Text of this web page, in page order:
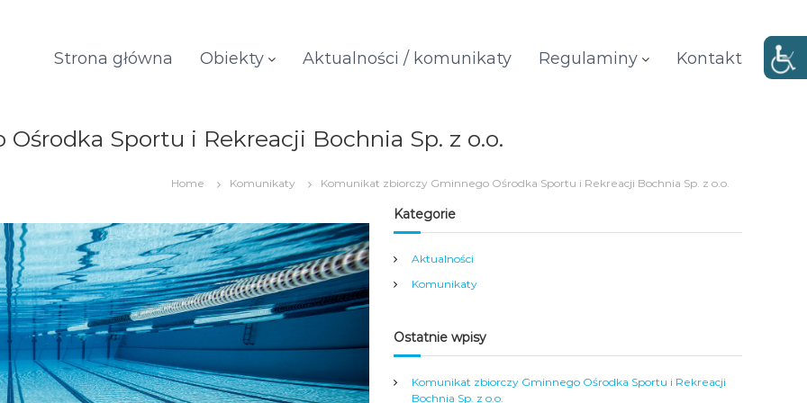
Strona główna Obiekty Aktualności / komunikaty Regulaminy Kontakt
Sportu i Rekreacji Bochnia Sp. z o.o.
Home Komunikaty Komunikat zbiorczy Gminnego Ośrodka Sportu i Rekreacji Bochnia Sp. z o.o.
Kategorie
Aktualności
Komunikaty
Ostatnie wpisy
Komunikat zbiorczy Gminnego Ośrodka Sportu i Rekreacji
Bochnia Sp. z o.o.